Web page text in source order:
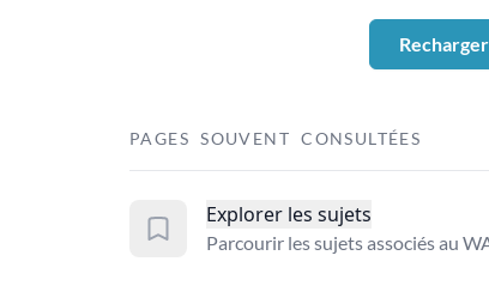
PAGES SOUVENT CONSULTÉES
Explorer les sujets
Parcourir les sujets associés au